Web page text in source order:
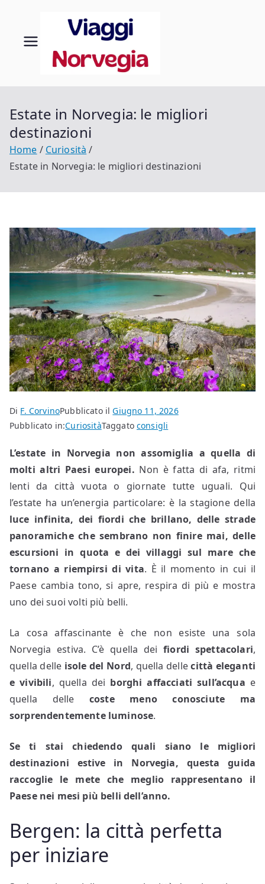
contenuto
Norveg
Estate in Norvegia: le migliori
destinazioni
Home
Curiosità
Estate in Norvegia: le migliori destinazioni
Di F. CorvinoPubblicato ilGiugno 11, 2026
Pubblicato in:CuriositàTaggato consigli
L’estate in Norvegia non assomiglia a quella di
molti altri Paesi europei. Non è fatta di afa, ritmi
lenti da città vuota o giornate tutte uguali. Qui
l’estate ha un’energia particolare: è la stagione della
luce infinita, dei fiordi che brillano, delle strade
panoramiche che sembrano non finire mai, delle
escursioni in quota e dei villaggi sul mare che
tornano a riempirsi di vita. È il momento in cui il
Paese cambia tono, si apre, respira di più e mostra
uno dei suoi volti più belli.
La cosa affascinante è che non esiste una sola
Norvegia estiva. C’è quella deifiordi spettacolari,
quella delle isole del Nord, quella dellecittà eleganti
e vivibili, quella dei borghi affacciati sull’acqua e
quella delle coste meno conosciute ma
sorprendentemente luminose.
Se ti stai chiedendo quali siano le migliori
destinazioni estive in Norvegia, questa guida
raccoglie le mete che meglio rappresentano il
Paese nei mesi più belli dell’anno.
Bergen: la città perfetta
per iniziare